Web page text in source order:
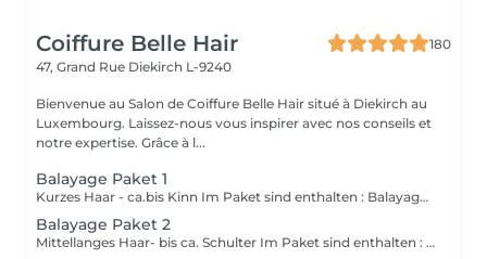
Coiffure Belle Hair
180
47, Grand Rue Diekirch L-9240
Bienvenue au Salon de Coiffure Belle Hair situé à Diekirch au
Luxembourg. Laissez-nous vous inspirer avec nos conseils et
notre expertise. Grâce à l...
Balayage Paket 1
Kurzes Haar - ca.bis Kinn Im Paket sind enthalten : Balayage ,Gloss und Haarschnitt mit Styling (Bei sehr dicken oder sehr vielen Haaren ist es möglich das ein Aufpreis von bis zu 20€ entstehen kann)
Balayage Paket 2
Mittellanges Haar- bis ca. Schulter Im Paket sind enthalten : Balayage ,Gloss und Haarschnitt mit Styling (Bei sehr dicken oder sehr vielen Haaren ist es möglich das ein Aufpreis von bis zu 20€ entstehen kann)